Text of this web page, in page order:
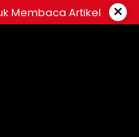
Membaca Artikel ×